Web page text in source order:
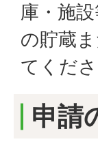
庫・施
の貯蔵
てくださ
申請